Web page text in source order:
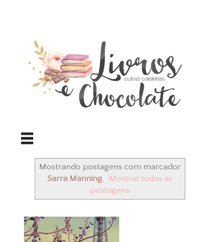
Mostrando postagens com marcador
Sarra Manning.
Mostrar todas as
postagens